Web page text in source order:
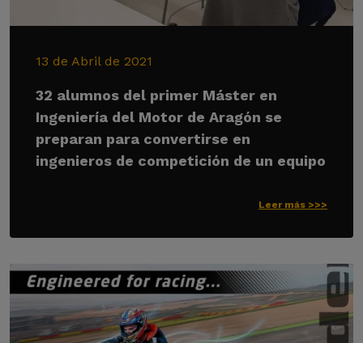
13 de Abril de 2021
32 alumnos del primer Máster en
Ingeniería del Motor de Aragón se
preparan para convertirse en
ingenieros de competición de un equipo
Leer más >>>